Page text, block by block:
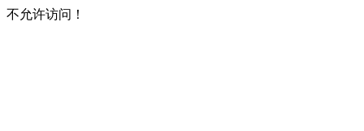
不允许访问！